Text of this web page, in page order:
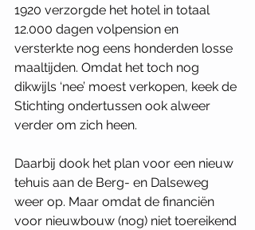
1920 verzorgde het hotel in totaal
12.000 dagen volpension en
versterkte nog eens honderden losse
maaltijden. Omdat het toch nog
dikwijls ‘nee’ moest verkopen, keek de
Stichting ondertussen ook alweer
verder om zich heen.
Daarbij dook het plan voor een nieuw
tehuis aan de Berg- en Dalseweg
weer op. Maar omdat de financiën
voor nieuwbouw (nog) niet toereikend